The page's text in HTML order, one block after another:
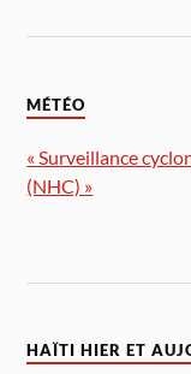
MÉTÉO
« Surveillance
(NHC) »
HAÏTI HIER ET